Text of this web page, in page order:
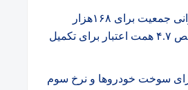
تامین زمین جوانی جمعیت برای ۱۶۸هزار
متقاضی/ تخصیص ۴.۷ همت اعتبار برای تکمیل
سوخت خودروها و نرخ سوم